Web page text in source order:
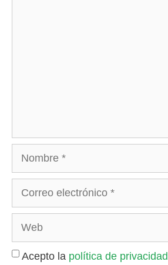
Nombre
Acepto la política de privacidad